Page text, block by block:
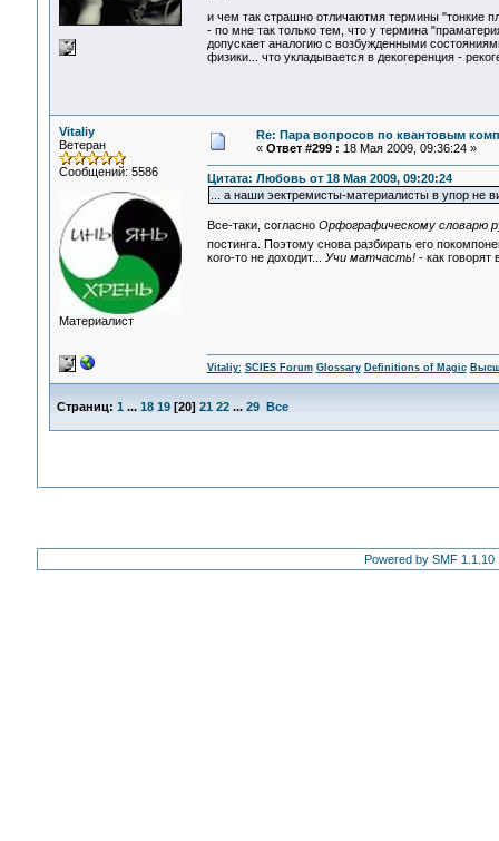
и чем так страшно отличаютмя термины "тонкие
- по мне так только тем, что у термина
допускает аналогию с возбужденными
физики... что укладывается в декогеренция -
Vitaliy
Ветеран
Сообщений: 5586
Материалист
Re: Пара вопросов по квантовым
« Ответ #299 : 18 Мая 2009, 09:36:24 »
Цитата: Любовь от 18 Мая 2009, 09:20:24
... а наши эектремисты-материалисты в упор не
Все-таки, согласно Орфографическому словарю
постинга. Поэтому снова разбирать его
кого-то не доходит...
Учи матчасть!- как говорят
Vitaliy: SCIES Forum Glossary Definitions of Magic
Страниц: 1 ... 18 19[20] 21 22 ... 29 Все
Powered by SMF 1.1.10